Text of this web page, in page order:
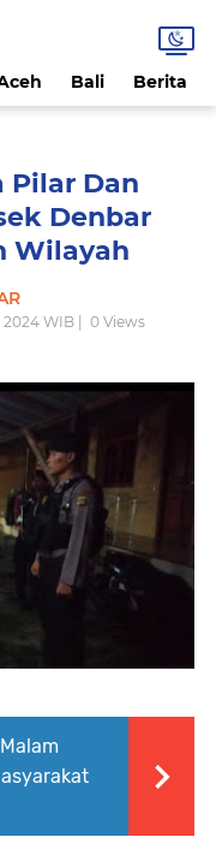
Bali Berita
Pilar Dan
Denbar
Wilayah
WIB | 0Views